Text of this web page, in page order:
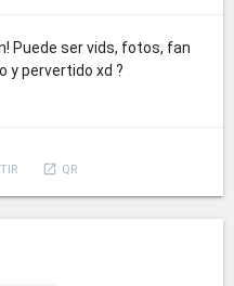
Puede ser vids, fotos, fan
y pervertido xd ?
launch QR